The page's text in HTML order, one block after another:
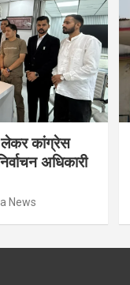
लेकर कांग्रेस
अधिकारी
News